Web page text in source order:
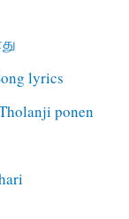
lyrics
ponen